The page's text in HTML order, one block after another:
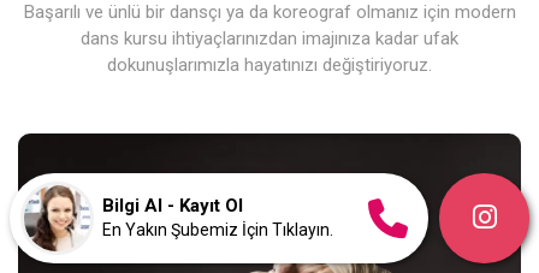
Başarılı ve ünlü bir dansçı ya da koreograf olmanız için modern
dans kursu ihtiyaçlarınızdan imajınıza kadar ufak
dokunuşlarımızla hayatınızı değiştiriyoruz.
Bilgi Al - Kayıt Ol
En Yakın Şubemiz İçin Tıklayın.